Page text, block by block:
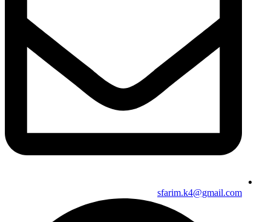
sfarim.k4@gmail.com